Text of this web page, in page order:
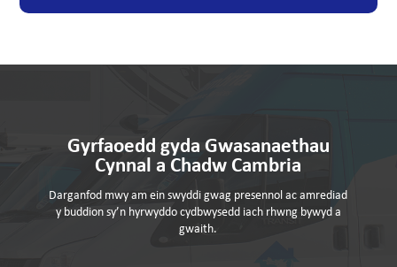
Gyrfaoedd gyda Gwasanaethau
Cynnal a Chadw Cambria
Darganfod mwy am ein swyddi gwag presennol ac amrediad
y buddion sy’n hyrwyddo cydbwysedd iach rhwng bywyd a
gwaith.